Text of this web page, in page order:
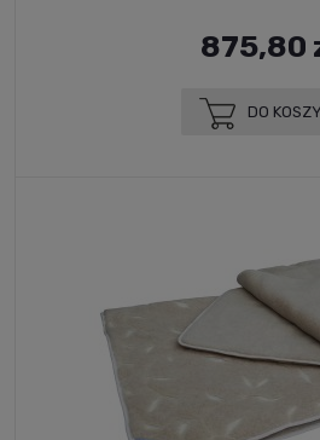
875,80
DO